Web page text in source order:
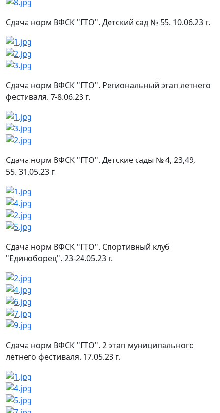
Сдача норм ВФСК "ГТО". Детский сад № 55. 10.06.23 г.
Сдача норм ВФСК "ГТО". Региональный этап летнего
фестиваля. 7-8.06.23 г.
Сдача норм ВФСК "ГТО". Детские сады № 4, 23,49,
55. 31.05.23 г.
Сдача норм ВФСК "ГТО". Спортивный клуб
"Единоборец". 23-24.05.23 г.
Сдача норм ВФСК "ГТО". 2 этап муниципального
летнего фестиваля. 17.05.23 г.